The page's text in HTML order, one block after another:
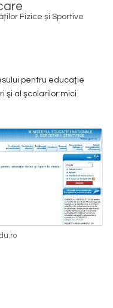
Fizice și Sportive
pentru educaţie
şi al şcolarilor mici